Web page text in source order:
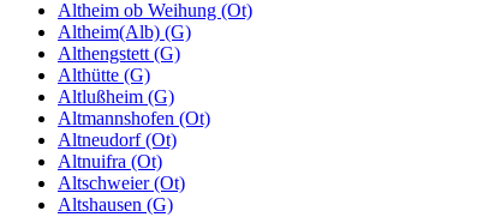
Altheim ob Weihung (Ot)
Altheim(Alb) (G)
Althengstett (G)
Althütte (G)
Altlußheim (G)
Altmannshofen (Ot)
Altneudorf (Ot)
Altnuifra (Ot)
Altschweier (Ot)
Altshausen (G)